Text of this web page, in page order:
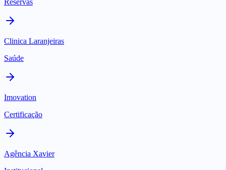
Reservas
Clinica Laranjeiras
Saúde
Imovation
Certificação
Agência Xavier